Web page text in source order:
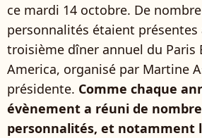
ce mardi 14 octobre. De
personnalités étaient présentes
troisième dîner annuel du
America, organisé par Martine
présidente. Comme chaque
évènement a réuni de
personnalités, et notamment